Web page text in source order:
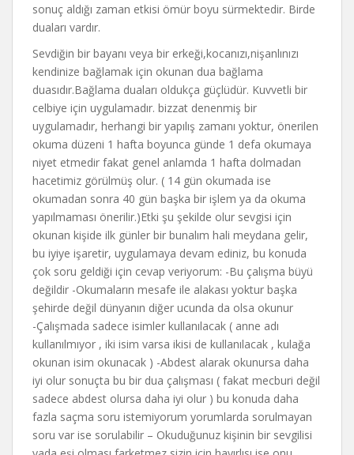
sonuç aldığı zaman etkisi ömür boyu sürmektedir. Birde
duaları vardır.
Sevdiğin bir bayanı veya bir erkeği,kocanızı,nişanlınızı
kendinize bağlamak için okunan dua bağlama
duasıdır.Bağlama duaları oldukça güçlüdür. Kuvvetli bir
celbiye için uygulamadır. bizzat denenmiş bir
uygulamadır, herhangi bir yapılış zamanı yoktur, önerilen
okuma düzeni 1 hafta boyunca günde 1 defa okumaya
niyet etmedir fakat genel anlamda 1 hafta dolmadan
hacetimiz görülmüş olur. ( 14 gün okumada ise
okumadan sonra 40 gün başka bir işlem ya da okuma
yapılmaması önerilir.)Etki şu şekilde olur sevgisi için
okunan kişide ilk günler bir bunalım hali meydana gelir,
bu iyiye işaretir, uygulamaya devam ediniz, bu konuda
çok soru geldiği için cevap veriyorum: -Bu çalışma büyü
değildir -Okumaların mesafe ile alakası yoktur başka
şehirde değil dünyanın diğer ucunda da olsa okunur
-Çalışmada sadece isimler kullanılacak ( anne adı
kullanılmıyor , iki isim varsa ikisi de kullanılacak , kulağa
okunan isim okunacak ) -Abdest alarak okunursa daha
iyi olur sonuçta bu bir dua çalışması ( fakat mecburi değil
sadece abdest olursa daha iyi olur ) bu konuda daha
fazla saçma soru istemiyorum yorumlarda sorulmayan
soru var ise sorulabilir – Okuduğunuz kişinin bir sevgilisi